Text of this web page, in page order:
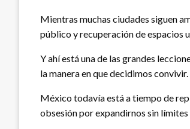
Mientras muchas ciudades siguen
público y recuperación de espacios
Y ahí está una de las grandes
la manera en que decidimos convivir.
México todavía está a tiempo de
obsesión por expandirnos sin límites